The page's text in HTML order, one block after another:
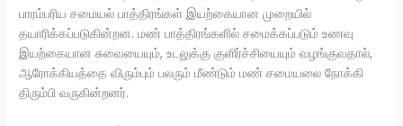
பாரம்பரிய சமையல் பாத்திரங்கள் இயற்கையான முறையில்
தயாரிக்கப்படுகின்றன. மண் பாத்திரங்களில் சமைக்கப்படும் உணவு
இயற்கையான சுவையையும், உடலுக்கு குளிர்ச்சியையும் வழங்குவதால்,
ஆரோக்கியத்தை விரும்பும் பலரும் மீண்டும் மண் சமையலை நோக்கி
திரும்பி வருகின்றனர்.